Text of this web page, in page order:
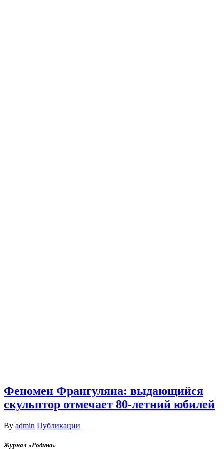
Феномен Франгуляна: выдающийся
скульптор отмечает 80-летний юбилей
By admin Публикации
Журнал «Родина»